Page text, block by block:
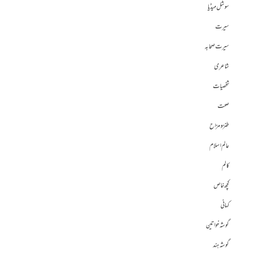
سوشل میڈیا
سیرت
سیرت صحابہ
شاعری
شخصیات
صحت
طنز و مزاح
عالم اسلام
کالم
کچھ خاص
کہانی
گوشہ خواتین
گوشہ ہند